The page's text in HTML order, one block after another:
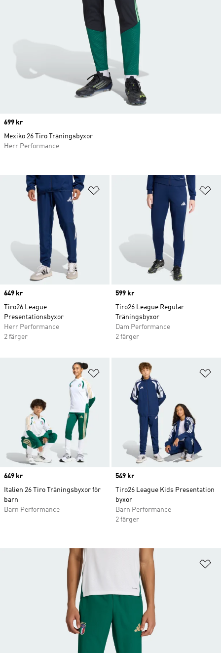
Lägg till på önskelistan
Price
649 kr
Tiro26 League
Presentationsbyxor
Herr Performance
2 färger
Price
599 kr
Tiro26 League Regular
Träningsbyxor
Dam Performance
2 färger
Lägg till på önskelistan
Price
649 kr
Italien 26 Tiro Träningsbyxor för
barn
Barn Performance
Price
549 kr
Tiro26 League Kids Presentation
byxor
Barn Performance
2 färger
Price
699 kr
Mexiko 26 Tiro Träningsbyxor
Herr Performance